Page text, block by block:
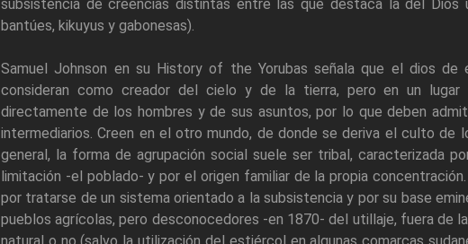
subsistencia de creencias distintas entre las que destaca la del Dios
bantúes, kikuyus y gabonesas).
Samuel Johnson en su History of the Yorubas señala que el dios
consideran como creador del cielo y de la tierra, pero en un lugar
directamente de los hombres y de sus asuntos, por lo que deben
intermediarios. Creen en el otro mundo, de donde se deriva el culto de
general, la forma de agrupación social suele ser tribal, caracterizada
limitación -el poblado- y por el origen familiar de la propia
por tratarse de un sistema orientado a la subsistencia y por su base
pueblos agrícolas, pero desconocedores -en 1870- del utillaje, fuera de